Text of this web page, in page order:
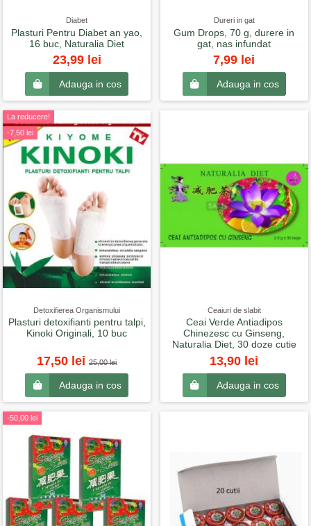
Diabet
Plasturi Pentru Diabet an yao,
16 buc, Naturalia Diet
23,99 lei
Adauga in cos
Dureri in gat
Gum Drops, 70 g, durere in
gat, nas infundat
7,99 lei
Adauga in cos
La reducere!
-7,50 lei
Detoxifierea Organismului
Plasturi detoxifianti pentru talpi,
Kinoki Originali, 10 buc
17,50 lei25,00 lei
Adauga in cos
Ceaiuri de slabit
Ceai Verde Antiadipos
Chinezesc cu Ginseng,
Naturalia Diet, 30 doze cutie
13,90 lei
Adauga in cos
-50,00 lei